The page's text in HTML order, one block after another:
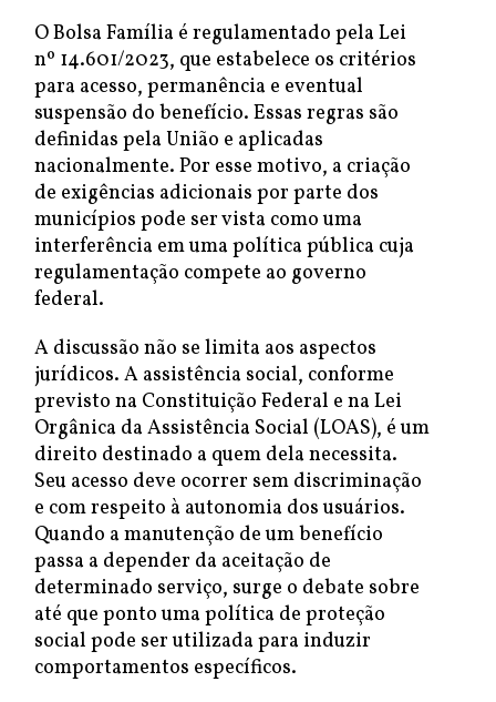
O Bolsa Família é regulamentado pela Lei
nº 14.601/2023, que estabelece os critérios
para acesso, permanência e eventual
suspensão do benefício. Essas regras são
definidas pela União e aplicadas
nacionalmente. Por esse motivo, a criação
de exigências adicionais por parte dos
municípios pode ser vista como uma
interferência em uma política pública cuja
regulamentação compete ao governo
federal.
A discussão não se limita aos aspectos
jurídicos. A assistência social, conforme
previsto na Constituição Federal e na Lei
Orgânica da Assistência Social (LOAS), é um
direito destinado a quem dela necessita.
Seu acesso deve ocorrer sem discriminação
e com respeito à autonomia dos usuários.
Quando a manutenção de um benefício
passa a depender da aceitação de
determinado serviço, surge o debate sobre
até que ponto uma política de proteção
social pode ser utilizada para induzir
comportamentos específicos.